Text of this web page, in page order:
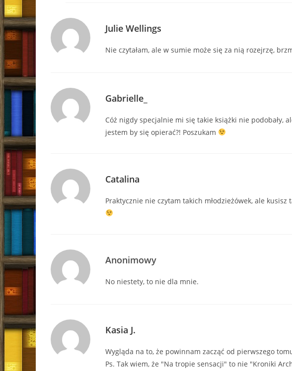
Julie Wellings
Nie czytałam, ale w sumie może się za nią rozejrzę,
Gabrielle_
Cóż nigdy specjalnie mi się takie książki nie podobały,
jestem by się opierać?! Poszukam
Catalina
Praktycznie nie czytam takich młodzieżówek, ale
Anonimowy
No niestety, to nie dla mnie.
Kasia J.
Wygląda na to, że powinnam zacząć od pierwszego
Ps. Tak wiem, że "Na tropie sensacji" to nie "Kroniki